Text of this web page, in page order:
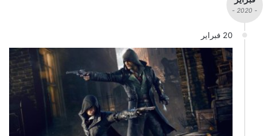
- 2020 -
20 فبراير